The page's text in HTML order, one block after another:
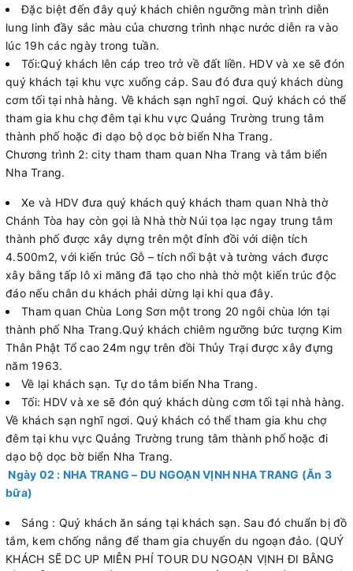
Đặc biệt đến đây quý khách chiên ngưỡng màn trình diễn
lung linh đầy sắc màu của chương trình nhạc nước diễn ra vào
lúc 19h các ngày trong tuần.
Tối:Quý khách lên cáp treo trở về đất liền. HDV và xe sẽ đón
quý khách tại khu vực xuống cáp. Sau đó đưa quý khách dùng
cơm tối tại nhà hàng. Về khách sạn nghĩ ngơi. Quý khách có thể
tham gia khu chợ đêm tại khu vực Quảng Trường trung tâm
thành phố hoặc đi dạo bộ dọc bờ biển Nha Trang.
Chương trình 2: city tham tham quan Nha Trang và tắm biển
Nha Trang.
Xe và HDV đưa quý khách quý khách tham quan Nhà thờ
Chánh Tòa hay còn gọi là Nhà thờ Núi tọa lạc ngay trung tâm
thành phố được xây dựng trên một đỉnh đồi với diện tích
4.500m2, với kiến trúc Gỗ – tích nổi bật và tường vách được
xây bằng tấp lô xi măng đã tạo cho nhà thờ một kiến trúc độc
đáo nếu chân du khách phải dừng lại khi qua đây.
Tham quan Chùa Long Sơn một trong 20 ngôi chùa lớn tại
thành phố Nha Trang.Quý khách chiêm ngưỡng bức tượng Kim
Thân Phật Tổ cao 24m ngự trên đồi Thủy Trại được xây đựng
năm 1963.
Về lại khách sạn. Tự do tắm biển Nha Trang.
Tối: HDV và xe sẽ đón quý khách dùng cơm tối tại nhà hàng.
Về khách sạn nghĩ ngơi. Quý khách có thể tham gia khu chợ
đêm tại khu vực Quảng Trường trung tâm thành phố hoặc đi
dạo bộ dọc bờ biển Nha Trang.
Ngày 02 : NHA TRANG – DU NGOẠN VỊNH NHA TRANG (Ăn 3
bữa)
Sáng : Quý khách ăn sáng tại khách sạn. Sau đó chuẩn bị đồ
tắm, kem chống nắng để tham gia chuyến du ngoạn đảo. (QUÝ
KHÁCH SẼ DC UP MIỄN PHÍ TOUR DU NGOẠN VỊNH ĐI BẰNG